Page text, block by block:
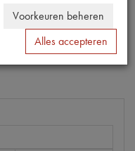
Voorkeuren beheren
Alles accepteren